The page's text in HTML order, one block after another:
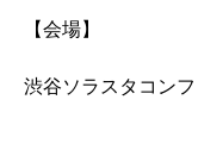
【会場】
渋谷ソラスタコン